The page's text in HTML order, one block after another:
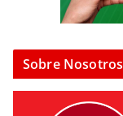
Sobre Nosotros